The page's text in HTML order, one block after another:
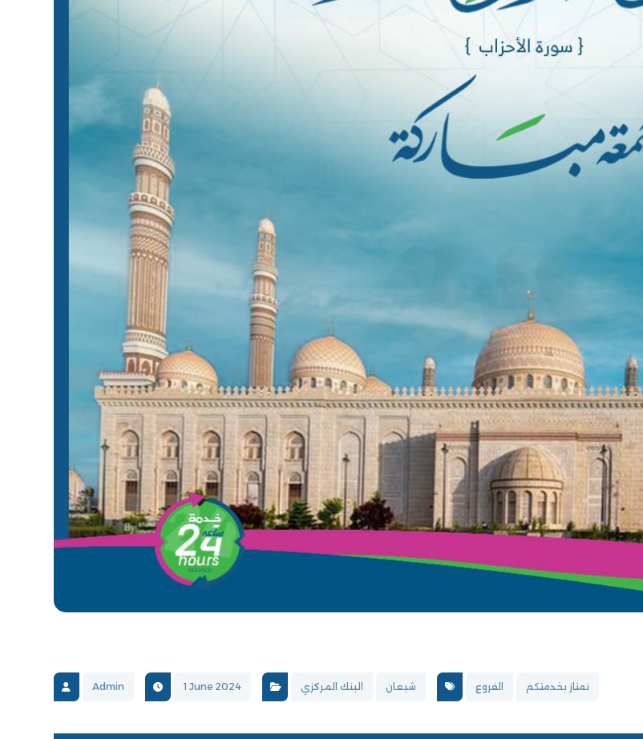
Admin 1 June 2024 البنك المركزي شبعان الفروع نمتاز بخدمتكم